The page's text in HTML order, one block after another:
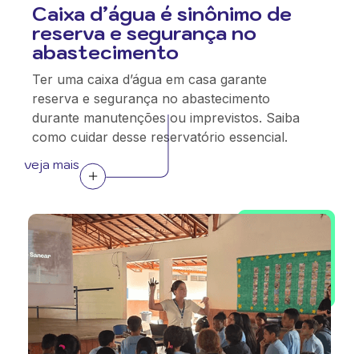
Caixa d’água é sinônimo de
reserva e segurança no
abastecimento
Ter uma caixa d’água em casa garante
reserva e segurança no abastecimento
durante manutenções ou imprevistos. Saiba
como cuidar desse reservatório essencial.
veja mais